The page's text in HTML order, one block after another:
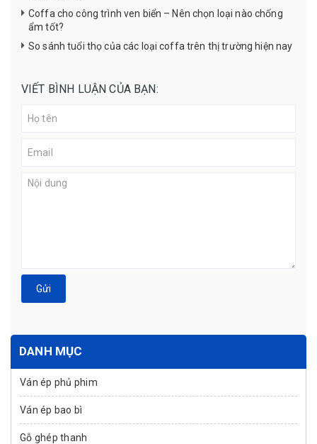
Coffa cho công trình ven biển – Nên chọn loại nào chống
ẩm tốt?
So sánh tuổi thọ của các loại coffa trên thị trường hiện nay
VIẾT BÌNH LUẬN CỦA BẠN:
Gửi
DANH MỤC
Ván ép phủ phim
Ván ép bao bì
Gỗ ghép thanh